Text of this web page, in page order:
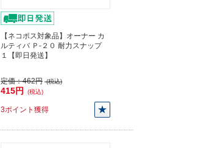
【ネコポス対象品】オーナー カ
ルティバ Ｐ-２０ 耐力スナップ
１【即日発送】
定価：462円 (税込)
415円 (税込)
3ポイント獲得